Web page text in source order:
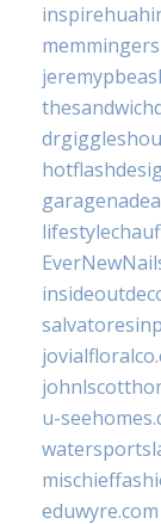
u-
eduwyre.com